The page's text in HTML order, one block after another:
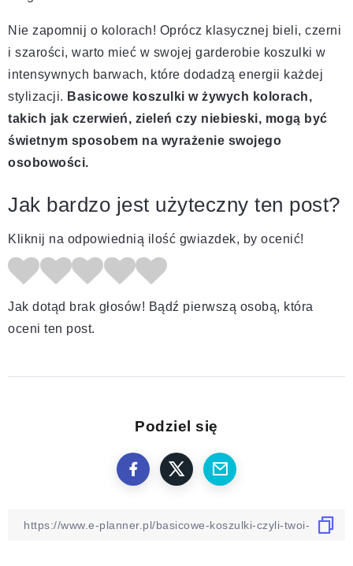
Nie zapomnij o kolorach! Oprócz klasycznej bieli, czerni
i szarości, warto mieć w swojej garderobie koszulki w
intensywnych barwach, które dodadzą energii każdej
stylizacji. Basicowe koszulki w żywych kolorach,
takich jak czerwień, zieleń czy niebieski, mogą być
świetnym sposobem na wyrażenie swojego
osobowości.
Jak bardzo jest użyteczny ten post?
Kliknij na odpowiednią ilość gwiazdek, by ocenić!
Jak dotąd brak głosów! Bądź pierwszą osobą, która
oceni ten post.
Podziel się